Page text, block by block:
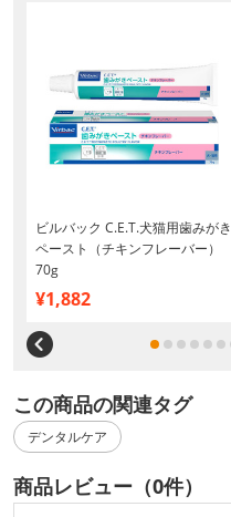
ビルバック C.E.T.犬猫用歯みがき
ペースト（チキンフレーバー）
70g
¥1,882
この商品の関連タグ
デンタルケア
商品レビュー（0件）